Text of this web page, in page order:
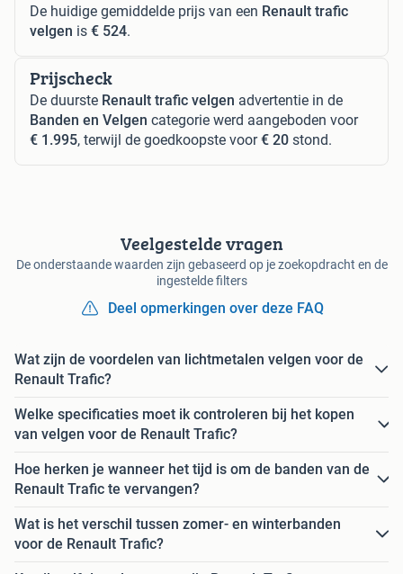
De huidige gemiddelde prijs van een Renault trafic
velgen is € 524.
Prijscheck
De duurste Renault trafic velgen advertentie in de
Banden en Velgen categorie werd aangeboden voor
€ 1.995, terwijl de goedkoopste voor€ 20 stond.
Veelgestelde vragen
De onderstaande waarden zijn gebaseerd op je zoekopdracht en de
ingestelde filters
Deel opmerkingen over deze FAQ
Wat zijn de voordelen van lichtmetalen velgen voor de
Renault Trafic?
Welke specificaties moet ik controleren bij het kopen
van velgen voor de Renault Trafic?
Hoe herken je wanneer het tijd is om de banden van de
Renault Trafic te vervangen?
Wat is het verschil tussen zomer- en winterbanden
voor de Renault Trafic?